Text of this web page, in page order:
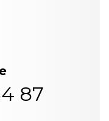
87